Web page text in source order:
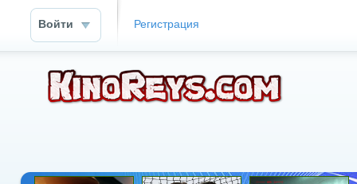
Войти Регистрация